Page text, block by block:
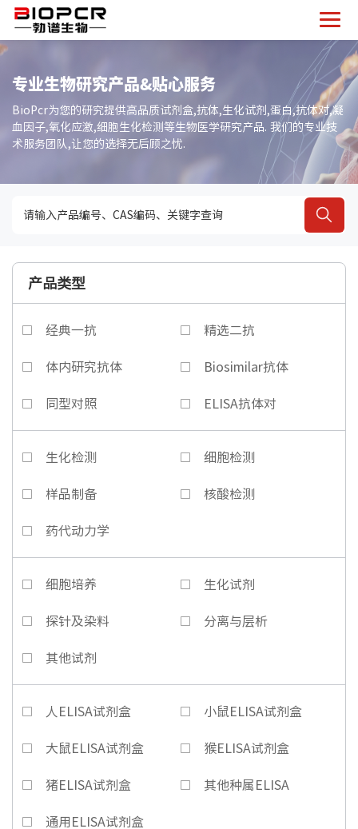
专业生物研究产品&贴心服务
BioPcr为您的研究提供高品质试剂盒,抗体,生化试剂,蛋白,抗体对,凝
血因子,氧化应激,细胞生化检测等生物医学研究产品. 我们的专业技
术服务团队,让您的选择无后顾之忧.
产品类型
经典一抗 精选二抗
体内研究抗体 Biosimilar抗体
同型对照 ELISA抗体对
生化检测 细胞检测
样品制备 核酸检测
药代动力学
细胞培养 生化试剂
探针及染料 分离与层析
其他试剂
人ELISA试剂盒 小鼠ELISA试剂盒
大鼠ELISA试剂盒 猴ELISA试剂盒
猪ELISA试剂盒 其他种属ELISA
通用ELISA试剂盒